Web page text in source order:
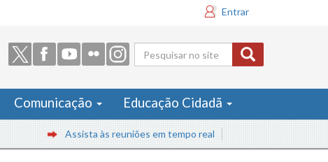
Entrar
Formulário
de busca
Comunicação Educação Cidadã
Assista às reuniões em tempo real